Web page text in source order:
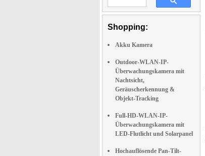
Shopping:
Akku Kamera
Outdoor-WLAN-IP-
Überwachungskamera mit
Nachtsicht,
Geräuscherkennung &
Objekt-Tracking
Full-HD-WLAN-IP-
Überwachungskamera mit
LED-Flutlicht und Solarpanel
Hochauflösende Pan-Tilt-